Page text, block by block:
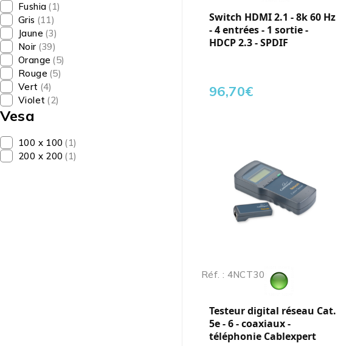
Fushia (1)
Gris (11)
Jaune (3)
Noir (39)
Orange (5)
Rouge (5)
Vert (4)
Violet (2)
Vesa
100 x 100 (1)
200 x 200 (1)
Switch HDMI 2.1 - 8k 60 Hz
- 4 entrées - 1 sortie -
HDCP 2.3 - SPDIF
96,70€
Réf. : 4NCT30
Testeur digital réseau Cat.
5e - 6 - coaxiaux -
téléphonie Cablexpert